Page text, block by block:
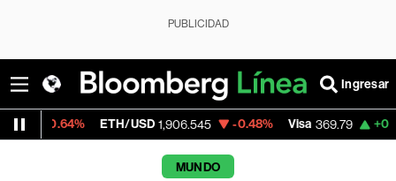
PUBLICIDAD
Ingresar
ETH/USD 1,906.545 -0.48% Visa 369.79 +0.34%
MUNDO